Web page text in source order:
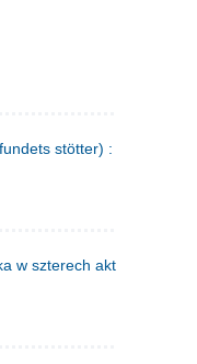
stötter) : commedia
w szterech aktach